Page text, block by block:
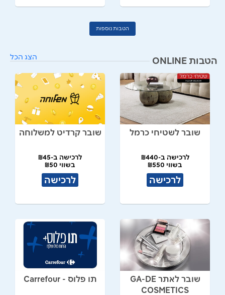
הטבות נוספות
הטבות ONLINE הצג הכל
שובר לשטיחי כרמל
לרכישה ב-₪440
בשווי ₪550
לרכישה
שובר קרדיט למשלוחה
לרכישה ב-₪45
בשווי ₪50
לרכישה
שובר לאתר GA-DE
COSMETICS
תו פלוס - Carrefour